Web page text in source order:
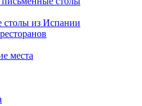
из Испании
места